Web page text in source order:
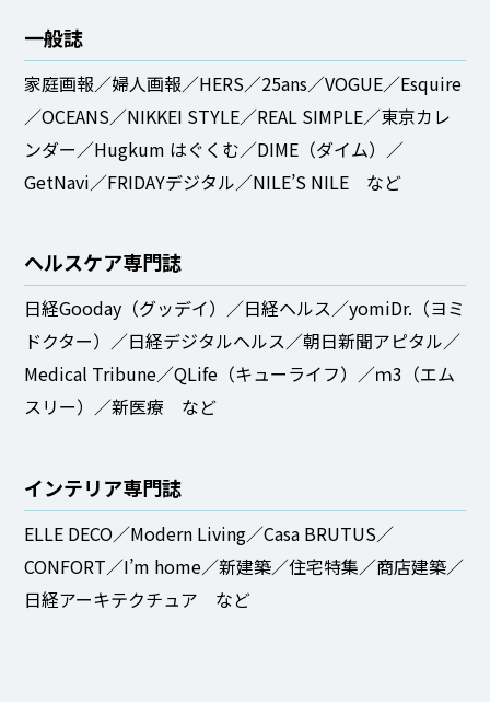
一般誌​
家庭画報／婦人画報／HERS／25ans／VOGUE／Esquire
／OCEANS／NIKKEI STYLE／REAL SIMPLE／東京カレ
ンダー／Hugkum はぐくむ／DIME（ダイム）／
GetNavi／FRIDAYデジタル／NILE’S NILE など
ヘルスケア専門誌​
日経Gooday（グッデイ）／日経ヘルス／yomiDr.（ヨミ
ドクター）／日経デジタルヘルス／朝日新聞アピタル／
Medical Tribune／QLife（キューライフ）／ｍ3（エム
スリー）／新医療 など​
インテリア専門誌​
ELLE DECO／Modern Living／Casa BRUTUS／
CONFORT／I’m home／新建築／住宅特集／商店建築／
日経アーキテクチュア など​